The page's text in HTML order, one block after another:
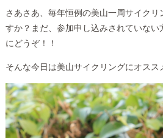
さあさあ、毎年恒例の美山一周サイク
すか？まだ、参加申し込みされていな
にどうぞ！！
そんな今日は美山サイクリングにオス